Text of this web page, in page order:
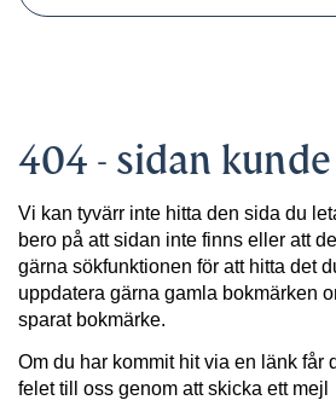
404 - sidan
Vi kan tyvärr inte hitta den sida du
bero på att sidan inte finns eller att
gärna sökfunktionen för att hitta det
uppdatera gärna gamla bokmärken
sparat bokmärke.
Om du har kommit hit via en länk får
felet till oss genom att skicka ett mejl